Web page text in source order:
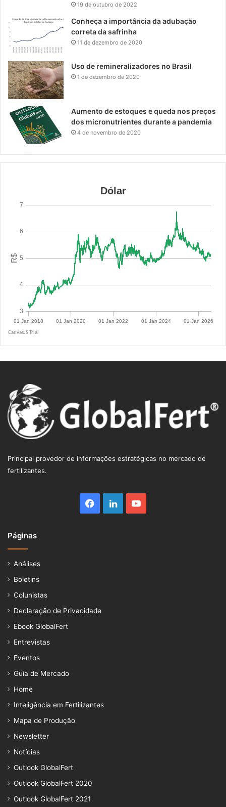
19 de outubro de 2022
Conheça a importância da adubação
correta da safrinha
11 de dezembro de 2020
Uso de remineralizadores no Brasil
1 de dezembro de 2020
Aumento de estoques e queda nos preços
dos micronutrientes durante a pandemia
4 de novembro de 2020
Principal provedor de informações estratégicas no mercado de
fertilizantes.
Facebook
LinkedinYouTube
Páginas
Análises
Boletins
Colunistas
Declaração de Privacidade
Ebook GlobalFert
Entrevistas
Eventos
Guia de Mercado
Home
Inteligência em Fertilizantes
Mapa de Produção
Newsletter
Notícias
Outlook GlobalFert
Outlook GlobalFert 2020
Outlook GlobalFert 2021